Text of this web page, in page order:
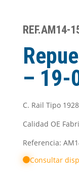
REF.AM14-
– 19-
C. Rail Tipo
Calidad OE
Referencia:
Consultar